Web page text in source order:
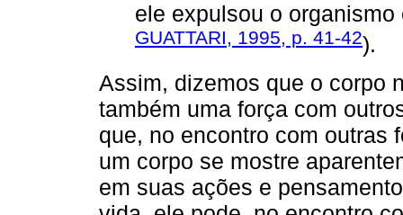
ele expulsou o
GUATTARI, 1995, p. 41-42).
Assim, dizemos que o corpo
também uma força com
que, no encontro com outras
um corpo se mostre
em suas ações e